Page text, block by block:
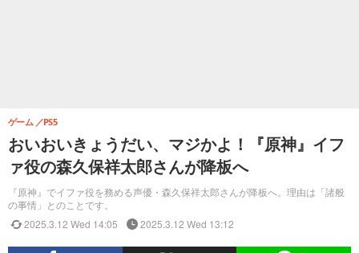
おいおいきょうだい、マジかよ！『原神』イフ
ァ役の森久保祥太郎さんが降板へ
『原神』でイファ役を務める声優・森久保祥太郎さんが降板へ。理由は「諸般
の事情」とのことです。
ゲーム PS5
2025.3.12 Wed 14:05 2025.3.12 Wed 13:12